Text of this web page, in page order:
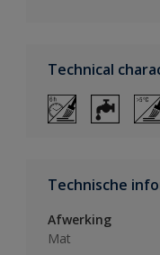
Technical
Technische
Afwerking
Mat